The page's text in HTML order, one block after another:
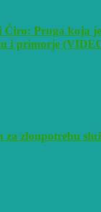
Ćiro: Pruga koja
i primorje
za zloupotrebu